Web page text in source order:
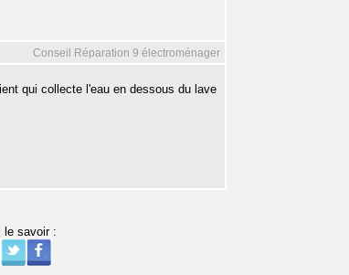
Conseil Réparation 9 électroménager
qui collecte l'eau en dessous du lave
le savoir :